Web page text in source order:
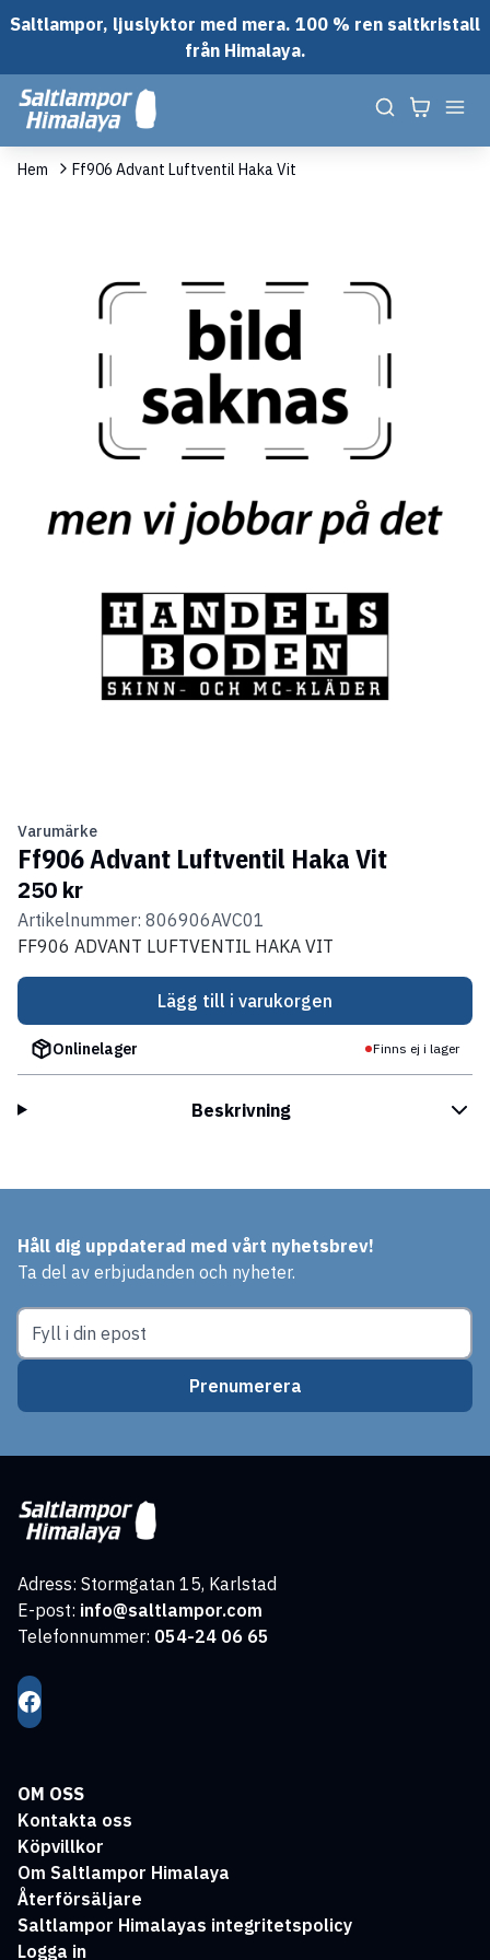
Saltlampor, ljuslyktor med mera. 100 % ren saltkristall
från Himalaya.
Hem Ff906 Advant Luftventil Haka Vit
Varumärke
Ff906 Advant Luftventil Haka Vit
250 kr
Artikelnummer: 806906AVC01
FF906 ADVANT LUFTVENTIL HAKA VIT
Lägg till i varukorgen
Onlinelager Finns ej i lager
Beskrivning
Håll dig uppdaterad med vårt nyhetsbrev!
Ta del av erbjudanden och nyheter.
Prenumerera
Adress: Stormgatan 15, Karlstad
E-post: info@saltlampor.com
Telefonnummer: 054-24 06 65
OM OSS
Kontakta oss
Köpvillkor
Om Saltlampor Himalaya
Återförsäljare
Saltlampor Himalayas integritetspolicy
Logga in